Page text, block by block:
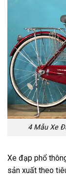
4 Mẫu Xe
Xe đạp phổ
sản xuất theo